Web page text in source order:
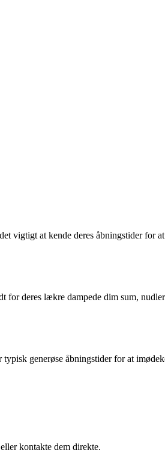
vigtigt at kende deres åbningstider for
for deres lækre dampede dim sum,
generøse åbningstider for at
kontakte dem direkte.